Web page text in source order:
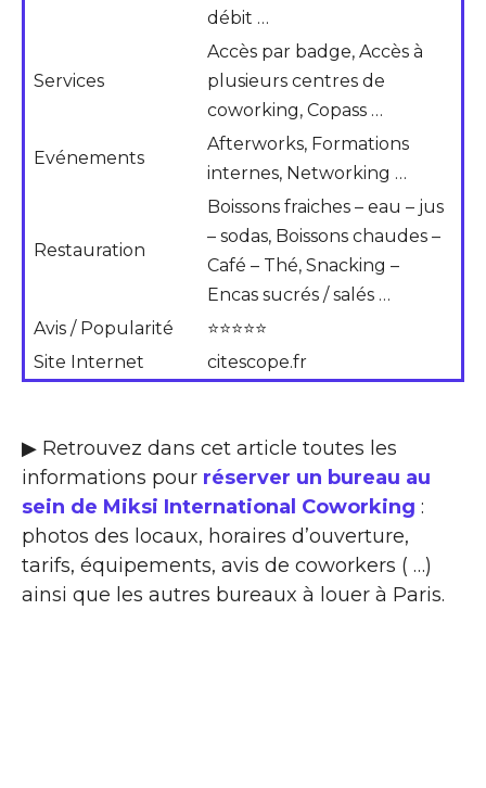
débit …
Services
Accès par badge, Accès à
plusieurs centres de
coworking, Copass …
Evénements
Afterworks, Formations
internes, Networking …
Restauration
Boissons fraiches – eau – jus
– sodas, Boissons chaudes –
Café – Thé, Snacking –
Encas sucrés / salés …
Avis / Popularité
⭐⭐⭐⭐⭐
Site Internet
citescope.fr
▶ Retrouvez dans cet article toutes les
informations pour réserver un bureau au
sein de Miksi International Coworking :
photos des locaux, horaires d’ouverture,
tarifs, équipements, avis de coworkers ( …)
ainsi que les autres bureaux à louer à Paris.